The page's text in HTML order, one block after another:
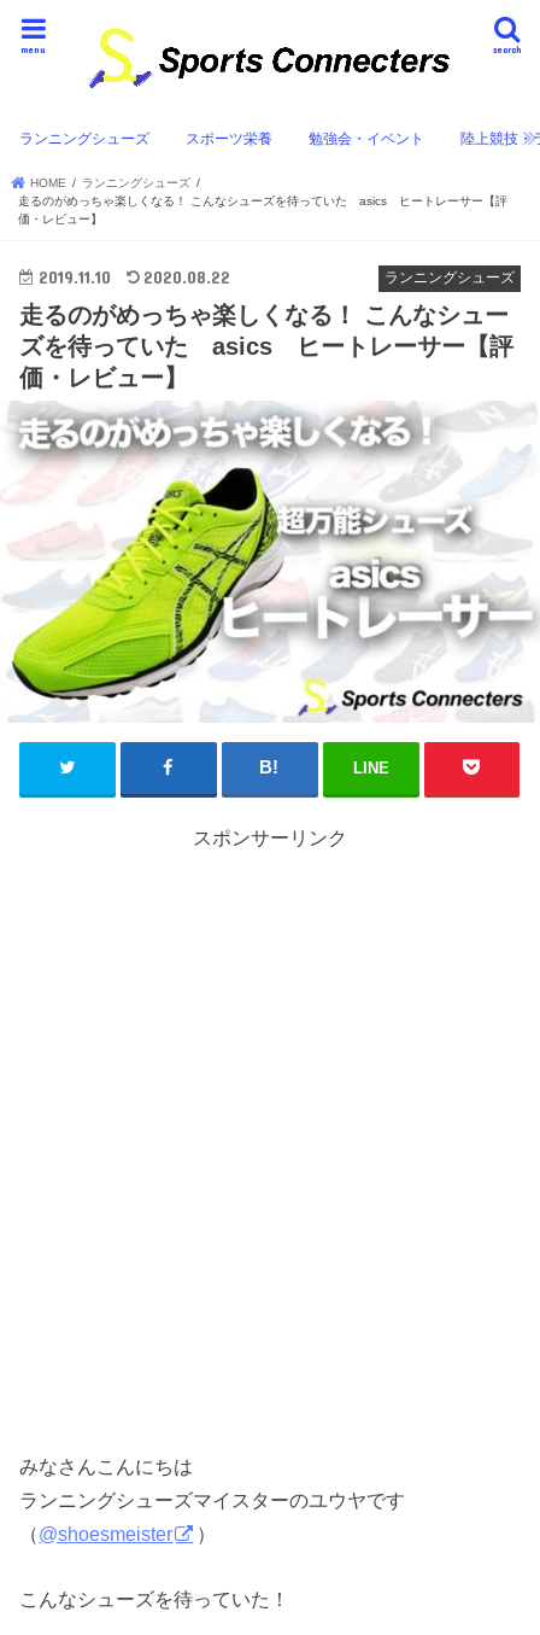
search
menu
ランニングシューズ スポーツ栄養 勉強会・イベント 陸上競技・
HOME
ランニングシューズ
走るのがめっちゃ楽しくなる！ こんなシューズを待っていた asics ヒートレーサー【評
価・レビュー】
ランニングシューズ
2019.11.10 2020.08.22
走るのがめっちゃ楽しくなる！ こんなシュー
ズを待っていた asics ヒートレーサー【評
価・レビュー】
LINE
スポンサーリンク
みなさんこんにちは
ランニングシューズマイスターのユウヤです
（@shoesmeister ）
こんなシューズを待っていた！